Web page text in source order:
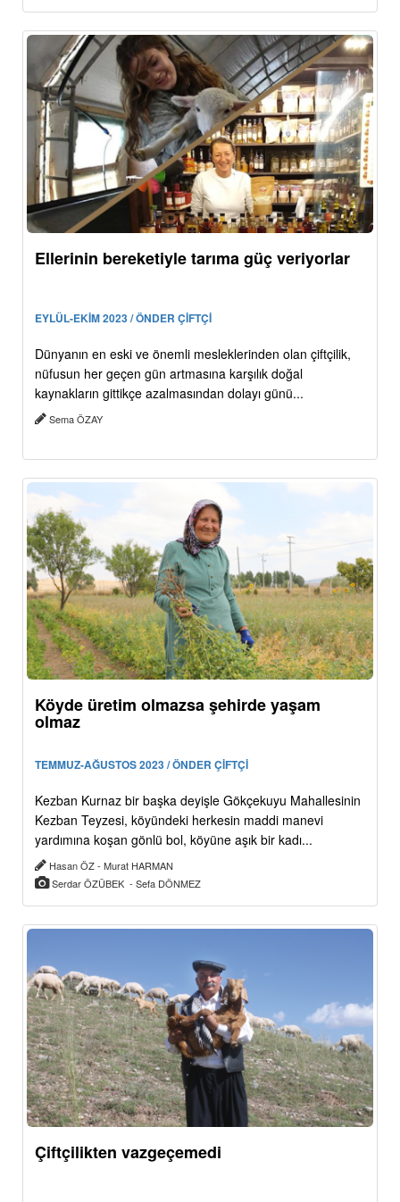
Ellerinin bereketiyle tarıma güç veriyorlar
EYLÜL-EKİM 2023 / ÖNDER ÇİFTÇİ
Dünyanın en eski ve önemli mesleklerinden olan çiftçilik,
nüfusun her geçen gün artmasına karşılık doğal
kaynakların gittikçe azalmasından dolayı günü...
Sema ÖZAY
Köyde üretim olmazsa şehirde yaşam
olmaz
TEMMUZ-AĞUSTOS 2023 / ÖNDER ÇİFTÇİ
Kezban Kurnaz bir başka deyişle Gökçekuyu Mahallesinin
Kezban Teyzesi, köyündeki herkesin maddi manevi
yardımına koşan gönlü bol, köyüne aşık bir kadı...
Hasan ÖZ - Murat HARMAN
Serdar ÖZÜBEK - Sefa DÖNMEZ
Çiftçilikten vazgeçemedi